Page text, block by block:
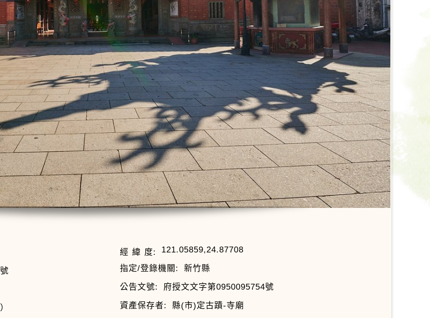
經 緯 度:
121.05859,24.87708
指定/登錄機關:
新竹縣
公告文號:
府授文文字第0950095754號
資產保存者:
縣(市)定古蹟-寺廟